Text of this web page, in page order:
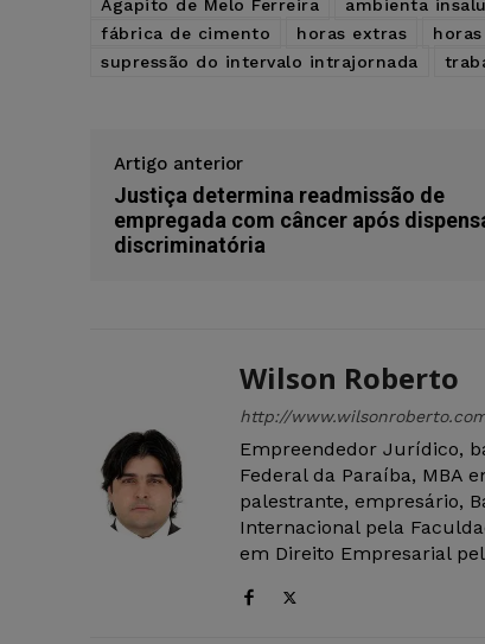
Agapito de Melo Ferreira
ambienta
fábrica de cimento
horas extras
supressão do intervalo intrajornada
Artigo anterior
Justiça determina readmissão de
empregada com câncer após
discriminatória
Wilson Roberto
http://
Empreendedor Jurídico,
Federal da Paraíba, MBA
palestrante, empresário,
Internacional pela
em Direito Empresarial